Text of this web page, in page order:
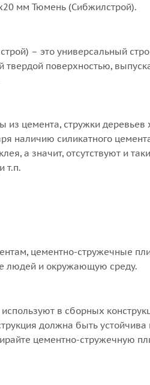
мм Тюмень (Сибжилстрой).
– это универсальный
твердой поверхностью,
из цемента, стружки деревьев
наличию силикатного
а значит, отсутствуют и
т.п.
цементно-стружечные
людей и окружающую среду.
в сборных
должна быть устойчива
цементно-стружечную